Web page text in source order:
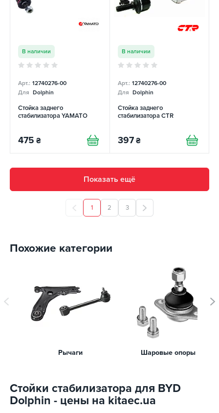
В наличии
Арт.: 12740276-00
Для Dolphin
Стойка заднего
стабилизатора YAMATO
475 ₴
В наличии
Арт.: 12740276-00
Для Dolphin
Стойка заднего
стабилизатора CTR
397 ₴
Показать ещё
1 2 3
Похожие категории
Рычаги Шаровые опоры
Стойки стабилизатора для BYD
Dolphin - цены на kitaec.ua